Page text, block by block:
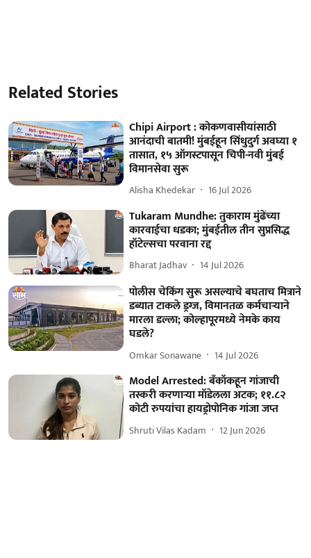
Related Stories
Chipi Airport : कोकणवासीयांसाठी
आनंदाची बातमी! मुंबईहून सिंधुदुर्ग अवघ्या १
तासात, १५ ऑगस्टपासून चिपी-नवी मुंबई
विमानसेवा सुरू
Alisha Khedekar 16 Jul 2026
Tukaram Mundhe: तुकाराम मुंढेंच्या
कारवाईचा धडका; मुंबईतील तीन सुप्रसिद्ध
हॉटेल्सचा परवाना रद्द
Bharat Jadhav 14 Jul 2026
पोलीस चेकिंग सुरू असल्याचे बघताच मित्राने
डब्यात टाकले ड्रग्ज, विमानतळ कर्मचाऱ्याने
मारला डल्ला; कोल्हापूरमध्ये नेमके काय
घडले?
Omkar Sonawane 14 Jul 2026
Model Arrested: बँकॉकहून गांजाची
तस्करी करणाऱ्या मॉडेलला अटक; ११.८२
कोटी रुपयांचा हायड्रोपोनिक गांजा जप्त
Shruti Vilas Kadam 12 Jun 2026